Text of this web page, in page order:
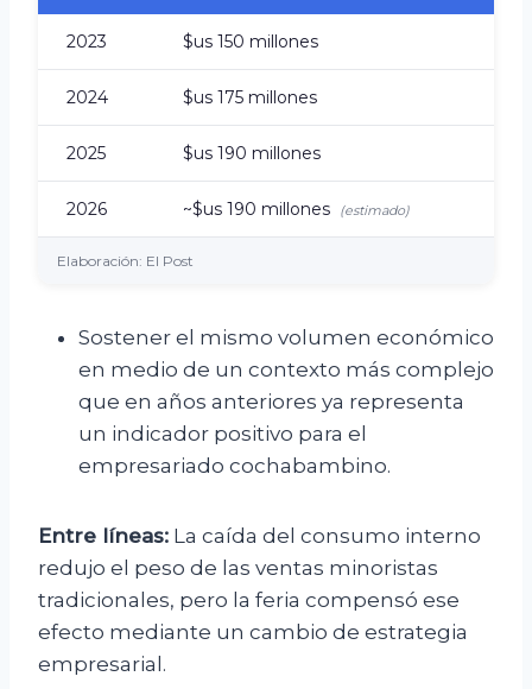
2023 $us 150 millones
2024 $us 175 millones
2025 $us 190 millones
2026 ~$us 190 millones (estimado)
Elaboración: El Post
Sostener el mismo volumen económico
en medio de un contexto más complejo
que en años anteriores ya representa
un indicador positivo para el
empresariado cochabambino.
Entre líneas: La caída del consumo interno
redujo el peso de las ventas minoristas
tradicionales, pero la feria compensó ese
efecto mediante un cambio de estrategia
empresarial.